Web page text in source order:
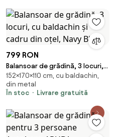
799 RON
Balansoar de grădină, 3 locuri,
cu baldachin și cadru din oțel,
Navy Blue
152×170×110 cm, cu baldachin,
din metal
În stoc
Livrare gratuită